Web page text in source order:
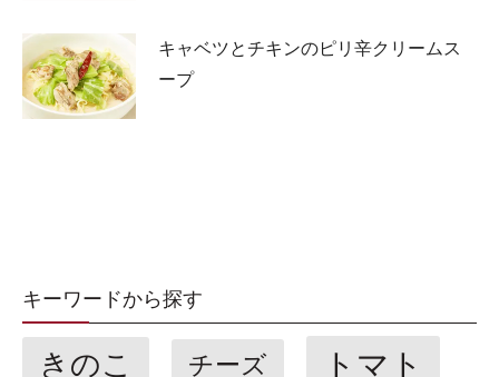
キャベツとチキンのピリ辛クリームス
ープ
キーワードから探す
きのこ チーズ トマト